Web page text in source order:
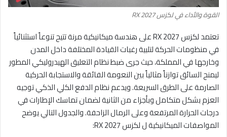
القوة والأداء في لكزس RX 2027
تعتمد لكزس RX 2027 على هندسة ميكانيكية مرنة تتيح تنوعاً استثنائياً
في منظومات الحركة لتلبية رغبات القيادة المختلفة داخل المدن
وخارجها في المملكة، حيث جرى ضبط نظام التعليق الهيدروليكي المطور
ليمنح السائق توازناً مثالياً بين النعومة الفائقة والاستجابة الحركية
الصارمة على الطرق السريعة. ويدعم نظام الدفع الكلي الذكي توجيه
العزم بشكل متكامل وبأجزاء من الثانية لضمان تماسك الإطارات في
درجات الحرارة المرتفعة وعلى الرمال الزاحفة. والجدول التالي يوضح
المواصفات الميكانيكية ل لكزس RX 2027: